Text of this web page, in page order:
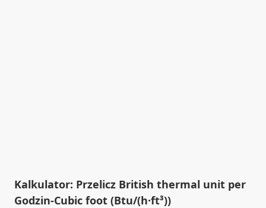
Kalkulator: Przelicz British thermal unit per
Godzin-Cubic foot (Btu/(h·ft³))